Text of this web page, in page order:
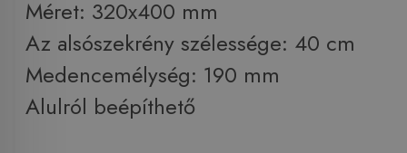
Méret: 320x400 mm
Az alsószekrény szélessége: 40 cm
Medencemélység: 190 mm
Alulról beépíthető